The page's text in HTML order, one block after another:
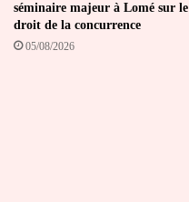
séminaire majeur à Lomé sur le
droit de la concurrence
05/08/2026